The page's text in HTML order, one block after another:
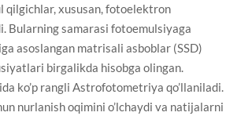
xususan, fotoelektron
Bularning samarasi fotoemulsiyaga
asoslangan matrisali asboblar (SSD)
birgalikda hisobga olingan.
ko’p rangli Astrofotometriya qo’llaniladi.
nurlanish oqimini o’lchaydi va natijalarni